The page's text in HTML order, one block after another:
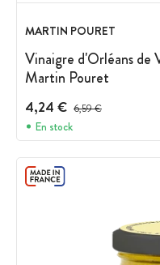
MARTIN POURET
Vinaigre d'Orléans de
Martin Pouret
4,24 € Prix avant réduction :
6,59 €
En stock